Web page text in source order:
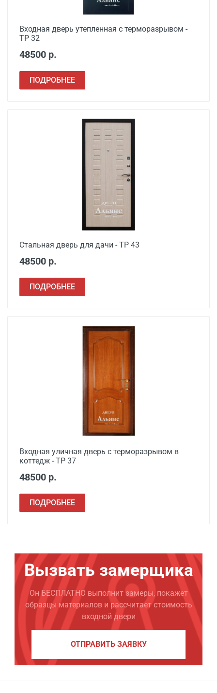
Входная дверь утепленная с терморазрывом -
ТР 32
48500 р.
ПОДРОБНЕЕ
Стальная дверь для дачи - ТР 43
48500 р.
ПОДРОБНЕЕ
Входная уличная дверь с терморазрывом в
коттедж - ТР 37
48500 р.
ПОДРОБНЕЕ
Вызвать замерщика
Он БЕСПЛАТНО выполнит замеры, покажет
образцы материалов и рассчитает стоимость
входной двери
ОТПРАВИТЬ ЗАЯВКУ